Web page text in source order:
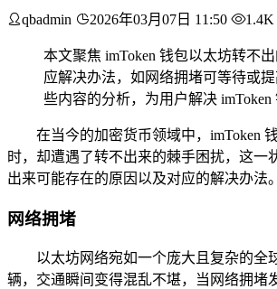
qbadmin 2026年03月07日 11:50 1.4K
本文聚焦 imToken 钱包以太坊转不
应解决办法，如网络拥堵可等待或
些内容的分析，为用户解决
在当今的加密货币领域中，imToken
时，却遭遇了转不出来的棘手困扰，这一
出来可能存在的原因以及对应的解决办法。
网络拥堵
以太坊网络宛如一个庞大且复杂的全
辆，交通瞬间变得混乱不堪，当网络拥堵